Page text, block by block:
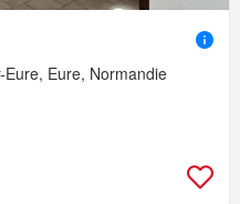
Eure, Normandie